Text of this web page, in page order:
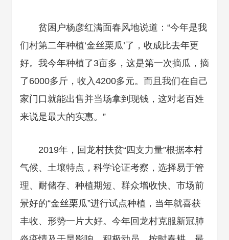
贫困户杨彦红满面春风地说道：“今年是我
们村第二年种植‘金丝栗瓜’了，收成比去年更
好。我今年种植了3亩多，这是第一次摘瓜，摘
了6000多斤，收入4200多元。而且我们在自己
家门口就能出售并当场拿到现钱，这对老百姓
来说是最大的实惠。”
2019年，回龙村扶贫“四支力量”根据本村
气候、土壤特点，科学论证考察，选择易于管
理、耐储存、种植期短、群众增收快、市场前
景好的“金丝栗瓜”进行试点种植，当年就喜获
丰收、形势一片大好。今年回龙村克服新冠肺